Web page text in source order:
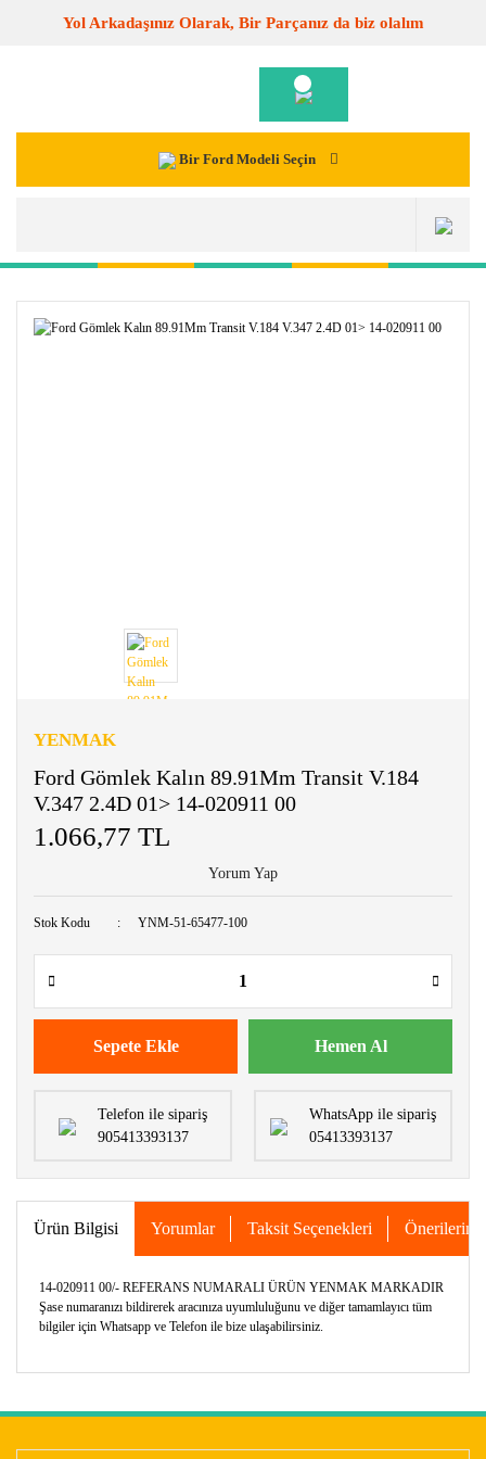
Yol Arkadaşınız Olarak, Bir Parçanız da biz olalım
Bir Ford Modeli Seçin
YENMAK
Ford Gömlek Kalın 89.91Mm Transit V.184
V.347 2.4D 01> 14-020911 00
1.066,77 TL
Yorum Yap
Stok Kodu YNM-51-65477-100
Sepete Ekle Hemen Al
Telefon ile sipariş
905413393137
WhatsApp ile sipariş
05413393137
Ürün Bilgisi Yorumlar Taksit Seçenekleri Önerileriniz
14-020911 00/- REFERANS NUMARALI ÜRÜN YENMAK MARKADIR
Şase numaranızı bildirerek aracınıza uyumluluğunu ve diğer tamamlayıcı tüm
bilgiler için Whatsapp ve Telefon ile bize ulaşabilirsiniz.